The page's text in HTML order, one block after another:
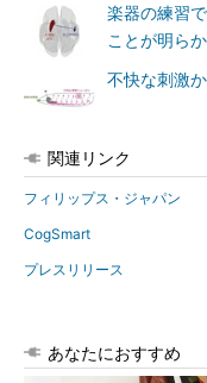
楽器の練習
ことが明ら
不快な刺激
関連リンク
フィリップス・ジャパン
CogSmart
プレスリリース
あなたにおすすめ